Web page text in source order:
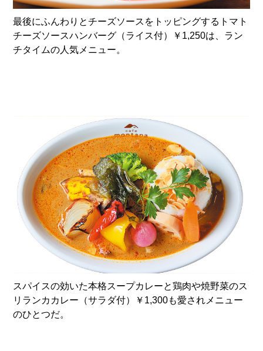
最後にふんわりとチーズソースをトッピングするトマト
チーズソースハンバーグ（ライス付）￥1,250は、ラン
チタイムの人気メニュー。
スパイスの効いた本格スープカレーと鶏肉や焼野菜のス
リランカカレー（サラダ付）￥1,300も愛されメニュー
のひとつだ。